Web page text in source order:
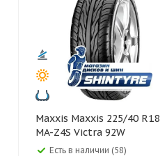
Maxxis Maxxis 225/40 R18
MA-Z4S Victra 92W
Есть в наличии (58)